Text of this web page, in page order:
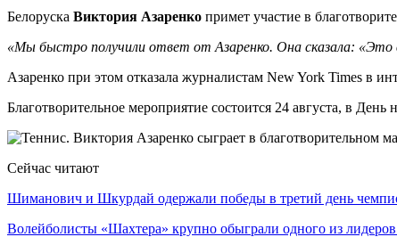
Белоруска Виктория Азаренко примет участие в
«Мы быстро получили ответ от Азаренко. Она сказала: «Это
Азаренко при этом отказала журналистам New York Times в
Благотворительное мероприятие состоится 24 августа, в
Сейчас читают
Шиманович и Шкурдай одержали победы в третий день
Волейболисты «Шахтера» крупно обыграли одного из